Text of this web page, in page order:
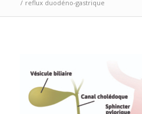
/ reflux duodéno-gastrique